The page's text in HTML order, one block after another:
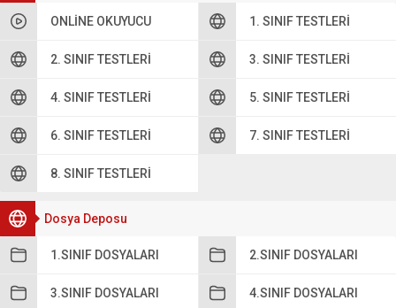
ONLINE OKUYUCU 1. SINIF TESTLERI
2. SINIF TESTLERI 3. SINIF TESTLERI
4. SINIF TESTLERI 5. SINIF TESTLERI
6. SINIF TESTLERI 7. SINIF TESTLERI
8. SINIF TESTLERI
Dosya Deposu
1.SINIF DOSYALARI 2.SINIF DOSYALARI
3.SINIF DOSYALARI 4.SINIF DOSYALARI